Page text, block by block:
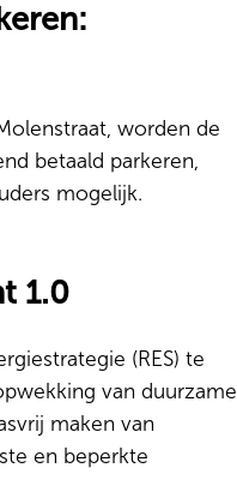
worden de
betaald parkeren,
mogelijk.
1.0
(RES) te
van duurzame
maken van
en beperkte